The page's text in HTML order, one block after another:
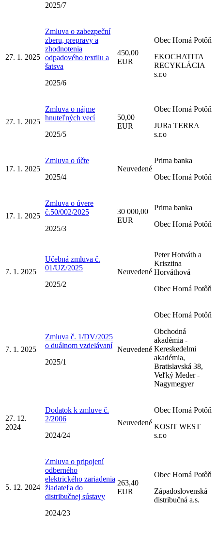
2025/7
27. 1. 2025
Zmluva o zabezpeční
zberu, prepravy a
zhodnotenia
odpadového textilu a
šatsva
2025/6
450,00
EUR
Obec Horná Potôň
EKOCHATITA
RECYKLÁCIA
s.r.o
27. 1. 2025
Zmluva o nájme
hnuteľných vecí
2025/5
50,00
EUR
Obec Horná Potôň
JURa TERRA
s.r.o
17. 1. 2025
Zmluva o účte
2025/4
Neuvedené
Prima banka
Obec Horná Potôň
17. 1. 2025
Zmluva o úvere
č.50/002/2025
2025/3
30 000,00
EUR
Prima banka
Obec Horná Potôň
7. 1. 2025
Učebná zmluva č.
01/UZ/2025
2025/2
Neuvedené
Peter Hotváth a
Krisztina
Horváthová
Obec Horná Potôň
7. 1. 2025
Zmluva č. 1/DV/2025
o duálnom vzdelávaní
2025/1
Neuvedené
Obec Horná Potôň
Obchodná
akadémia -
Kereskedelmi
akadémia,
Bratislavská 38,
Veľký Meder -
Nagymegyer
27. 12.
2024
Dodatok k zmluve č.
2/2006
2024/24
Neuvedené
Obec Horná Potôň
KOSIT WEST
s.r.o
5. 12. 2024
Zmluva o pripojení
odberného
elektrického zariadenia
žiadateľa do
distribučnej sústavy
2024/23
263,40
EUR
Obec Horná Potôň
Západoslovenská
distribučná a.s.